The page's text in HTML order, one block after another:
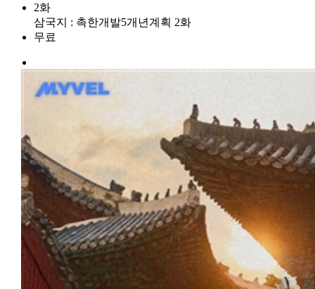
2화
삼국지 : 촉한개발5개년계획 2화
무료